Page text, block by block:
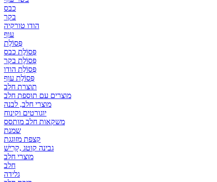
כבס
בקר
הודו טורקיה
עוף
פְּסוֹלֶת
פְּסוֹלֶת כבס
פְּסוֹלֶת בקר
פְּסוֹלֶת הודו
פְּסוֹלֶת עוף
תוצרת חלב
מוצרים עם תוספת חלב
מוצרי חלב, לבנה
יוגורטים וקינוח
משקאות חלב מותסס
שמנת
קצפת מזוגגת
גבינה קוטג ,קָרִישׁ
מוצרי חלב
חלב
גלידה